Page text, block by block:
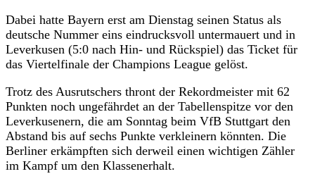
Dabei hatte Bayern erst am Dienstag seinen Status als
deutsche Nummer eins eindrucksvoll untermauert und in
Leverkusen (5:0 nach Hin- und Rückspiel) das Ticket für
das Viertelfinale der Champions League gelöst.
Trotz des Ausrutschers thront der Rekordmeister mit 62
Punkten noch ungefährdet an der Tabellenspitze vor den
Leverkusenern, die am Sonntag beim VfB Stuttgart den
Abstand bis auf sechs Punkte verkleinern könnten. Die
Berliner erkämpften sich derweil einen wichtigen Zähler
im Kampf um den Klassenerhalt.